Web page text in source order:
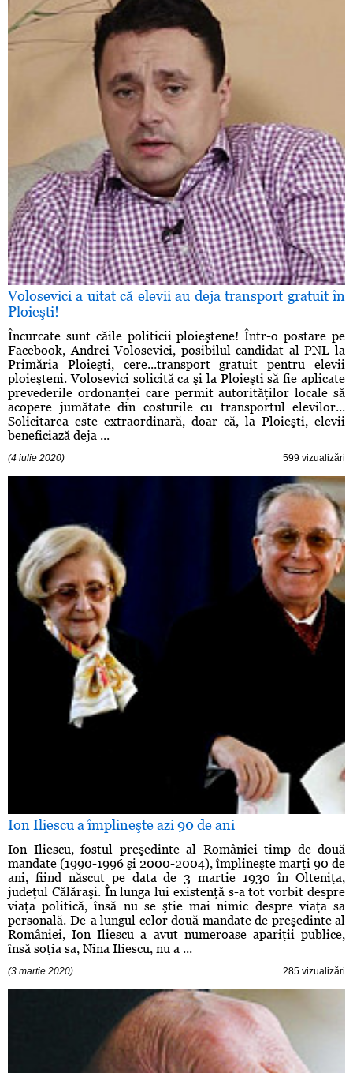
Volosevici a uitat că elevii au deja transport gratuit în
Ploieşti!
Încurcate sunt căile politicii ploieştene! Într-o postare pe
Facebook, Andrei Volosevici, posibilul candidat al PNL la
Primăria Ploieşti, cere...transport gratuit pentru elevii
ploieşteni. Volosevici solicită ca şi la Ploieşti să fie aplicate
prevederile ordonanţei care permit autorităţilor locale să
acopere jumătate din costurile cu transportul elevilor...
Solicitarea este extraordinară, doar că, la Ploieşti, elevii
beneficiază deja ...
(4 iulie 2020) 599 vizualizări
Ion Iliescu a împlineşte azi 90 de ani
Ion Iliescu, fostul preşedinte al României timp de două
mandate (1990-1996 şi 2000-2004), împlineşte marţi 90 de
ani, fiind născut pe data de 3 martie 1930 în Olteniţa,
judeţul Călăraşi. În lunga lui existenţă s-a tot vorbit despre
viaţa politică, însă nu se ştie mai nimic despre viaţa sa
personală. De-a lungul celor două mandate de preşedinte al
României, Ion Iliescu a avut numeroase apariţii publice,
însă soţia sa, Nina Iliescu, nu a ...
(3 martie 2020) 285 vizualizări